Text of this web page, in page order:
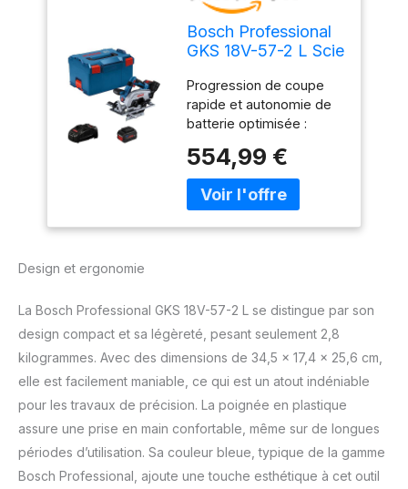
Bosch Professional
GKS 18V-57-2 L Scie
sans fil Profondeur
de coupe max. (90°)
57 mm + 2 batteries
Progression de coupe
rapide et autonomie de
batterie optimisée :
de 165 mm, qui permet
une profondeur de
coupe de 57 mm pour
360° compatible avec le
système Click & Clean. Il
est équipé d'un système
fonction de soufflage de
poussière, d'une lumière
LED, d'une poignée avant
pour un contrôle idéal et
d'un verrouillage de la
554,99 €
Design et ergonomie
La Bosch Professional GKS 18V-57-2 L se distingue par son
design compact et sa légèreté, pesant seulement 2,8
kilogrammes. Avec des dimensions de 34,5 x 17,4 x 25,6 cm,
elle est facilement maniable, ce qui est un atout indéniable
pour les travaux de précision. La poignée en plastique
assure une prise en main confortable, même sur de longues
périodes d’utilisation. Sa couleur bleue, typique de la gamme
Bosch Professional, ajoute une touche esthétique à cet outil